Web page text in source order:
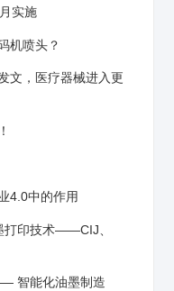
实施
机喷头？
文，医疗器械进入更
4.0中的作用
打印技术——CIJ、
智能化油墨制造